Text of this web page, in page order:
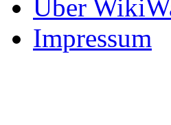
Über
Impressum